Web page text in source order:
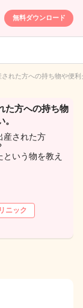
無料ダウンロード
れた方への持ち物や便
た方への持ち物
産された方
いう物を教え
ニック